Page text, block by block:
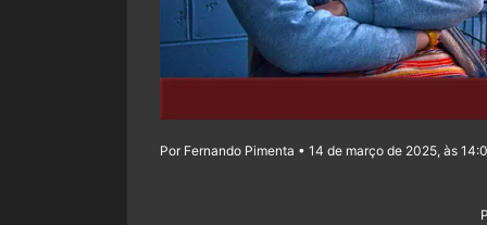
Por Fernando Pimenta • 14 de março de 2025, às